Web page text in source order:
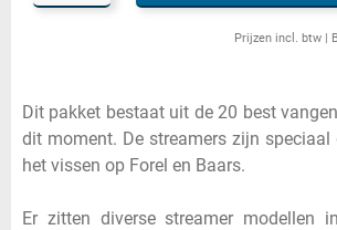
Prijzen incl. btw |
Dit pakket bestaat uit de 20 best
dit moment. De streamers zijn speciaal
het vissen op Forel en Baars.
Er zitten diverse streamer modellen